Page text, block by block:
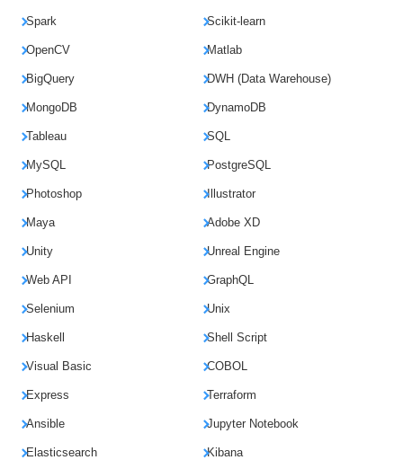
Spark Scikit-learn
OpenCV Matlab
BigQuery DWH (Data Warehouse)
MongoDB DynamoDB
Tableau SQL
MySQL PostgreSQL
Photoshop Illustrator
Maya Adobe XD
Unity Unreal Engine
Web API GraphQL
Selenium Unix
Haskell Shell Script
Visual Basic COBOL
Express Terraform
Ansible Jupyter Notebook
Elasticsearch Kibana